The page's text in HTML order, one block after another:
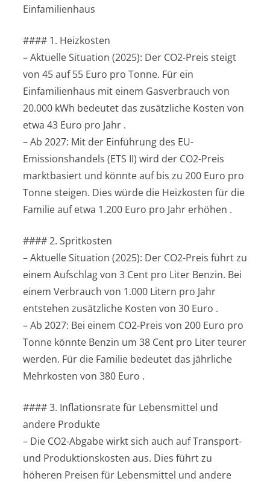
Einfamilienhaus
#### 1. Heizkosten
– Aktuelle Situation (2025): Der CO2-Preis steigt
von 45 auf 55 Euro pro Tonne. Für ein
Einfamilienhaus mit einem Gasverbrauch von
20.000 kWh bedeutet das zusätzliche Kosten von
etwa 43 Euro pro Jahr .
– Ab 2027: Mit der Einführung des EU-
Emissionshandels (ETS II) wird der CO2-Preis
marktbasiert und könnte auf bis zu 200 Euro pro
Tonne steigen. Dies würde die Heizkosten für die
Familie auf etwa 1.200 Euro pro Jahr erhöhen .
#### 2. Spritkosten
– Aktuelle Situation (2025): Der CO2-Preis führt zu
einem Aufschlag von 3 Cent pro Liter Benzin. Bei
einem Verbrauch von 1.000 Litern pro Jahr
entstehen zusätzliche Kosten von 30 Euro .
– Ab 2027: Bei einem CO2-Preis von 200 Euro pro
Tonne könnte Benzin um 38 Cent pro Liter teurer
werden. Für die Familie bedeutet das jährliche
Mehrkosten von 380 Euro .
#### 3. Inflationsrate für Lebensmittel und
andere Produkte
– Die CO2-Abgabe wirkt sich auch auf Transport-
und Produktionskosten aus. Dies führt zu
höheren Preisen für Lebensmittel und andere